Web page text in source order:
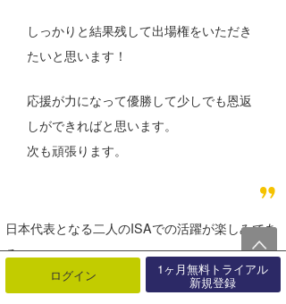
しっかりと結果残して出場権をいただき
たいと思います！
応援が力になって優勝して少しでも恩返
しができればと思います。
次も頑張ります。
日本代表となる二人のISAでの活躍が楽しみであ
る。
ログイン 1ヶ月無料トライアル
新規登録